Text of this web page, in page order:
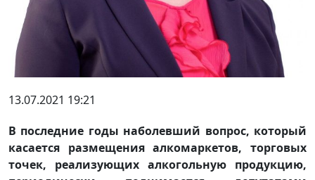
13.07.2021 19:21
В последние годы наболевший вопрос, который
касается размещения алкомаркетов, торговых
точек, реализующих алкогольную продукцию,